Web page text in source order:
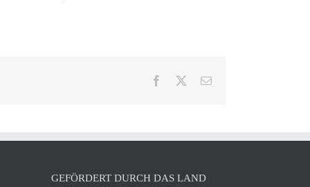
Facebook
E-
GEFÖRDERT DURCH DAS LAND